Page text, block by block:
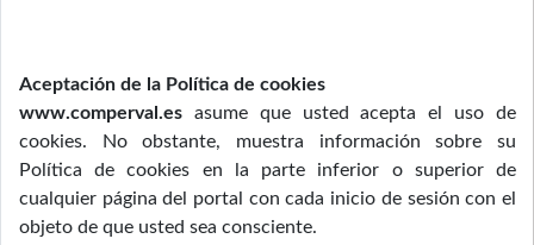
Aceptación de la Política de cookies
www.comperval.es asume que usted acepta el uso de
cookies. No obstante, muestra información sobre su
Política de cookies en la parte inferior o superior de
cualquier página del portal con cada inicio de sesión con el
objeto de que usted sea consciente.